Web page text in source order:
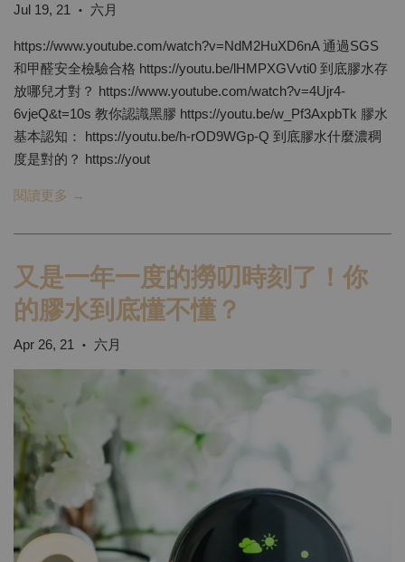
Jul 19, 21 • 六月
https://www.youtube.com/watch?v=NdM2HuXD6nA 通過SGS
和甲醛安全檢驗合格 https://youtu.be/lHMPXGVvti0 到底膠水存
放哪兒才對？ https://www.youtube.com/watch?v=4Ujr4-
6vjeQ&t=10s 教你認識黑膠 https://youtu.be/w_Pf3AxpbTk 膠水
基本認知： https://youtu.be/h-rOD9WGp-Q 到底膠水什麼濃稠
度是對的？ https://yout
閱讀更多 →
又是一年一度的撈叨時刻了！你
的膠水到底懂不懂？
Apr 26, 21 • 六月